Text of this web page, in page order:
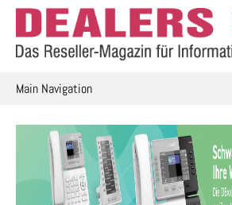
Skip
content
Main Navigation